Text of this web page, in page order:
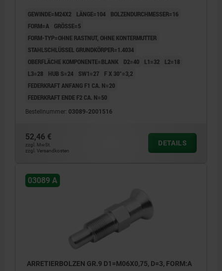
GEWINDE=M24X2 LÄNGE=104
BOLZENDURCHMESSER=16
FORM=A
GRÖSSE=5
FORM-TYP=OHNE RASTNUT, OHNE KONTERMUTTER
STAHLSCHLÜSSEL GRUNDKÖRPER=1.4034
OBERFLÄCHE KOMPONENTE=BLANK
D2=40 L1=32
L2=18
L3=28
HUB S=24 SW1=27
F X 30°=3,2
FEDERKRAFT ANFANG F1 CA. N=20
FEDERKRAFT ENDE F2 CA. N=50
Bestellnummer: 03089-2001516
52,46 €
zzgl. MwSt.
zzgl. Versandkosten
DETAILS
03089 A
ARRETIERBOLZEN GR.9 D1=M06X0,75, D=3, FORM:A